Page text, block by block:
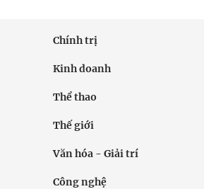
Chính trị
Kinh doanh
Thể thao
Thế giới
Văn hóa - Giải trí
Công nghệ